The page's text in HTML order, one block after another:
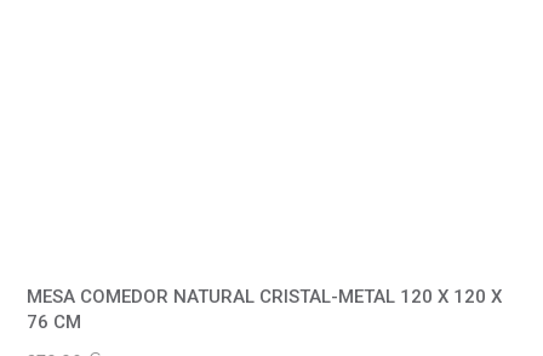
MESA COMEDOR NATURAL CRISTAL-METAL 120 X 120 X
76 CM